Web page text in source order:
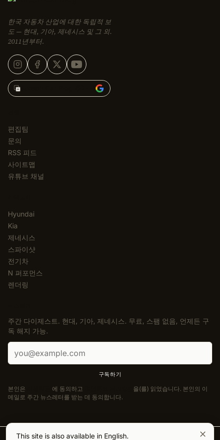
한국 자동차 산업에 대한 독립적 보
도 — 현대, 기아, 제네시스 및 그 외.
2011년부터.
Korean Car Blog 추가 →
편집팀
문의
RSS 피드
사이트맵
유튜브 채널
Hyundai
Kia
제네시스
스파이샷
전기차
N 퍼포먼스
렌더링
주간 다이제스트. 현대, 기아, 제네시스. 무료, 스팸 없음, 언제든 구
독 해지 가능.
이메일 주소
구독하기
본인은 에 동의하고
을(를) 읽었습니다. 본인의 이
메일로 주간 뉴스레터를 받는 데 동의합니다.
© 2026 Korean Car Blog. 모든 권리 보유.
This site is also available in English.